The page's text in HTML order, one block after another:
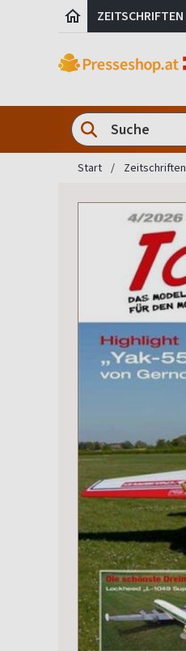
ZEITSCHRIFTEN
Start Zeitschriften